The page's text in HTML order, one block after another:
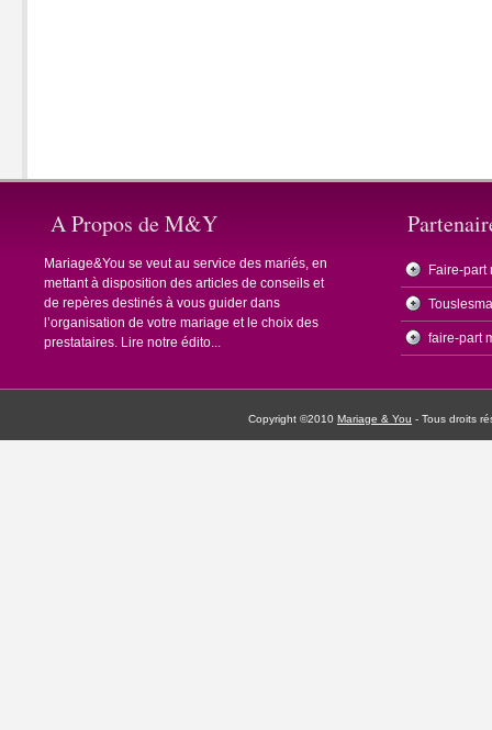
A Propos de M&Y
Mariage&You se veut au service des mariés, en
mettant à disposition des articles de conseils et
de repères destinés à vous guider dans
l’organisation de votre mariage et le choix des
prestataires. Lire notre édito...
Faire-part
faire-part
Copyright ©2010 Mariage & You - Tous droits